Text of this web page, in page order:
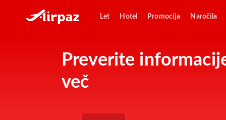
Let Hotel Promocija Naročila
Preverite
več